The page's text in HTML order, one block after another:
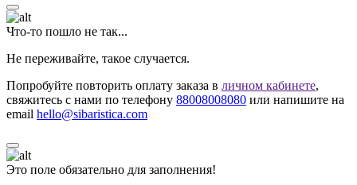
Что-то пошло не так...
Не переживайте, такое случается.
Попробуйте повторить оплату заказа в личном кабинете,
свяжитесь с нами по телефону 88008008080 или напишите на
email hello@sibaristica.com
Это поле обязательно для заполнения!